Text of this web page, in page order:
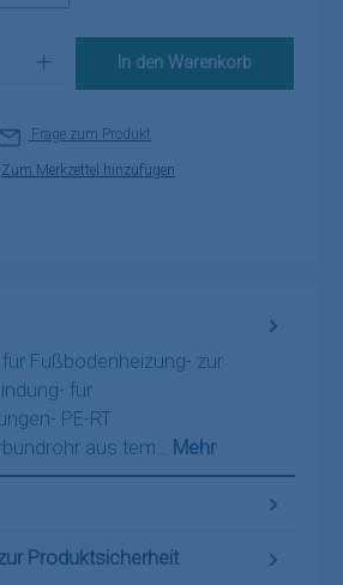
In den Warenkorb
Frage zum Produkt
Zum Merkzettel hinzufügen
Fußbodenheizung- zur
für
PE-RT
aus tem… Mehr
Produktsicherheit